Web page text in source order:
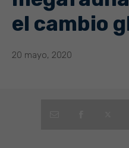
el cambio
20 mayo, 2020